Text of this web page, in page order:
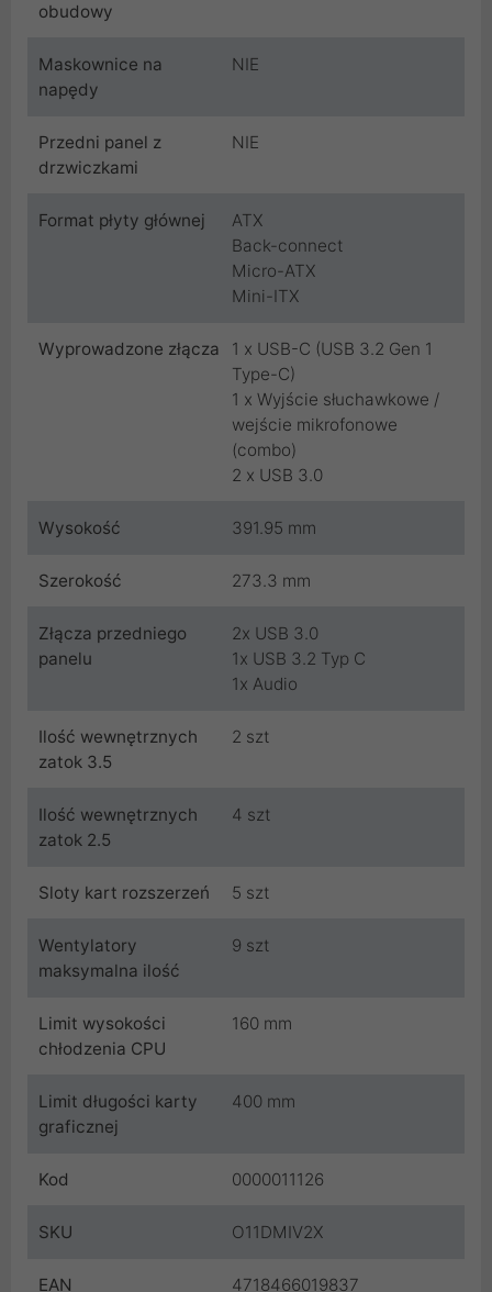
obudowy
Maskownice na
napędy
NIE
Przedni panel z
drzwiczkami
NIE
Format płyty głównej
ATX
Back-connect
Micro-ATX
Mini-ITX
Wyprowadzone złącza
1 x USB-C (USB 3.2 Gen 1
Type-C)
1 x Wyjście słuchawkowe /
wejście mikrofonowe
(combo)
2 x USB 3.0
Wysokość 391.95 mm
Szerokość 273.3 mm
Złącza przedniego
panelu
2x USB 3.0
1x USB 3.2 Typ C
1x Audio
Ilość wewnętrznych
zatok 3.5
2 szt
Ilość wewnętrznych
zatok 2.5
4 szt
Sloty kart rozszerzeń 5 szt
Wentylatory
maksymalna ilość
9 szt
Limit wysokości
chłodzenia CPU
160 mm
Limit długości karty
graficznej
400 mm
Kod 0000011126
SKU O11DMIV2X
EAN 4718466019837